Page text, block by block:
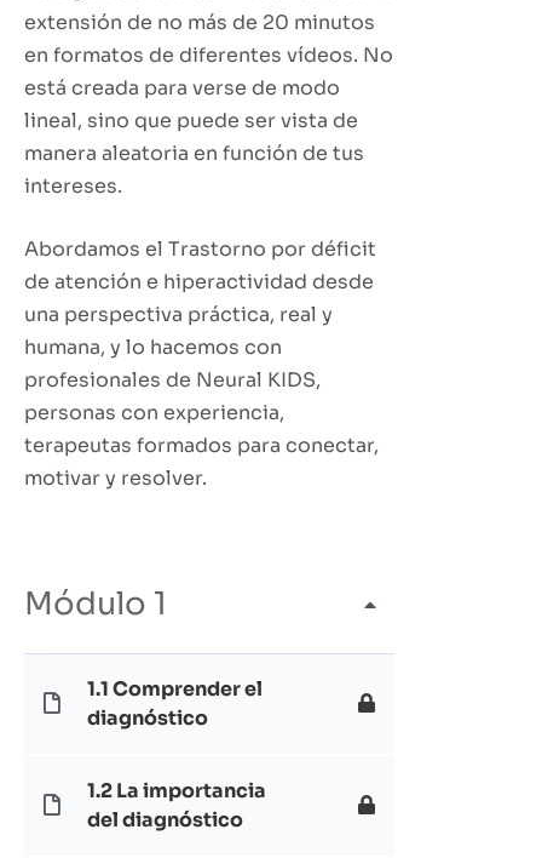
extensión de no más de 20 minutos
en formatos de diferentes vídeos. No
está creada para verse de modo
lineal, sino que puede ser vista de
manera aleatoria en función de tus
intereses.
Abordamos el Trastorno por déficit
de atención e hiperactividad desde
una perspectiva práctica, real y
humana, y lo hacemos con
profesionales de Neural KIDS,
personas con experiencia,
terapeutas formados para conectar,
motivar y resolver.
Módulo 1
1.1 Comprender el
diagnóstico
1.2 La importancia
del diagnóstico